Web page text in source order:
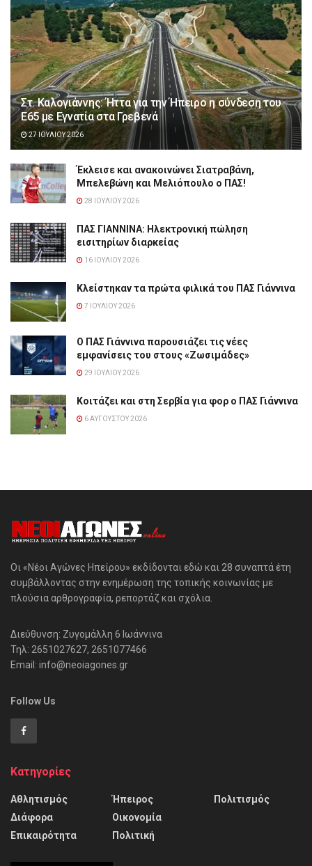
Στ. Καλογιάννης: Ήττα για την Ήπειρο η σύνδεση του
Ε65 με Εγνατία στα Γρεβενά
27 ΙΟΥΛΊΟΥ 2026
Έκλεισε και ανακοινώνει Σιατραβάνη,
Μπελεβώνη και Μελιόπουλο ο ΠΑΣ!
28 ΙΟΥΛΊΟΥ 2026
ΠΑΣ ΓΙΑΝΝΙΝΑ: Hλεκτρονική πώληση
εισιτηρίων διαρκείας
16 ΙΟΥΛΊΟΥ 2026
Κλείστηκαν τα πρώτα φιλικά του ΠΑΣ Γιάννινα
7 ΙΟΥΛΊΟΥ 2026
Ο ΠΑΣ Γιάννινα παρουσιάζει τις νέες
εμφανίσεις του στους «Ζωσιμάδες»
29 ΙΟΥΛΊΟΥ 2026
Κοιτάζει και στη Σερβία για φορ ο ΠΑΣ Γιάννινα
6 ΑΥΓΟΎΣΤΟΥ 2026
Οι «Νέοι Αγώνες Ηπείρου» εκδίδονται εδώ και 28 συναπτά έτη
συμβάλλοντας στην ενημέρωση της τοπικής κοινωνίας με
πλούσια αρθρογραφία, ρεπορτάζ και σχόλια.
Διεύθυνση: Ζυγομάλλη 6 Ιωάννινα
Τηλ: 2651027627, 2651077466
Email: info@neoiagones.gr
Follow Us
Κατηγορίες
Αθλητισμός
Διάφορα
Επικαιρότητα
Ήπειρος
Οικονομία
Πολιτική
Πολιτισμός